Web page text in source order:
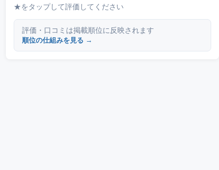
★をタップして評価してください
評価・口コミは掲載順位に反映されます
順位の仕組みを見る →